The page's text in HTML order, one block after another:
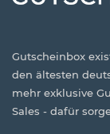
Gutscheinbox
den ältesten
mehr exklusive
Sales - dafür